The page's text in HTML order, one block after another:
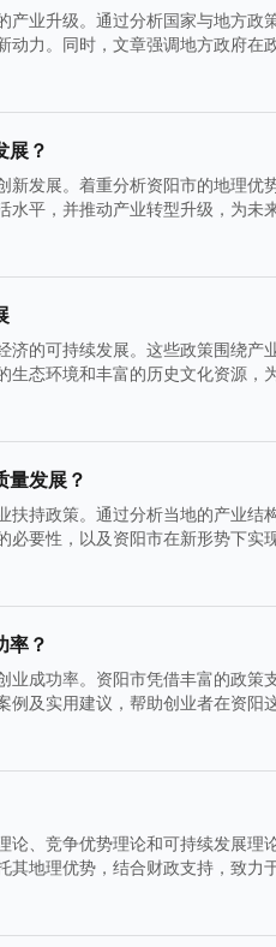
业升级。通过分析国家与地方
力。同时，文章强调地方政府在
展？
发展。着重分析资阳市的地理
平，并推动产业转型升级，为未
济的可持续发展。这些政策围绕
态环境和丰富的历史文化资源，
量发展？
持政策。通过分析当地的产业
要性，以及资阳市在新形势下实
率？
成功率。资阳市凭借丰富的政
及实用建议，帮助创业者在资阳
、竞争优势理论和可持续发展
地理优势，结合财政支持，致力